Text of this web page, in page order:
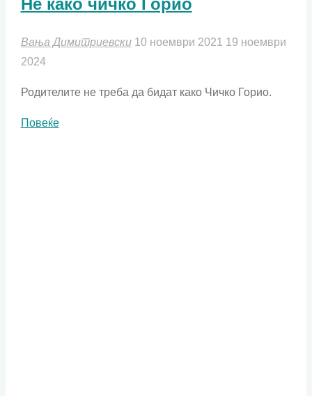
Не како чичко Горио
Вања Димитриевски 10 ноември 2021 19 ноември
2024
Родителите не треба да бидат како Чичко Горио.
Повеќе"Не